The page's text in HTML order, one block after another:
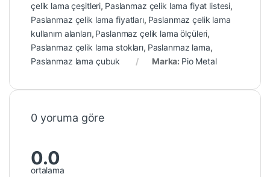
çelik lama çeşitleri, Paslanmaz çelik lama fiyat listesi,
Paslanmaz çelik lama fiyatları, Paslanmaz çelik lama
kullanım alanları, Paslanmaz çelik lama ölçüleri,
Paslanmaz çelik lama stokları, Paslanmaz lama,
Paslanmaz lama çubuk
Marka: Pio Metal
0 yoruma göre
0.0
ortalama